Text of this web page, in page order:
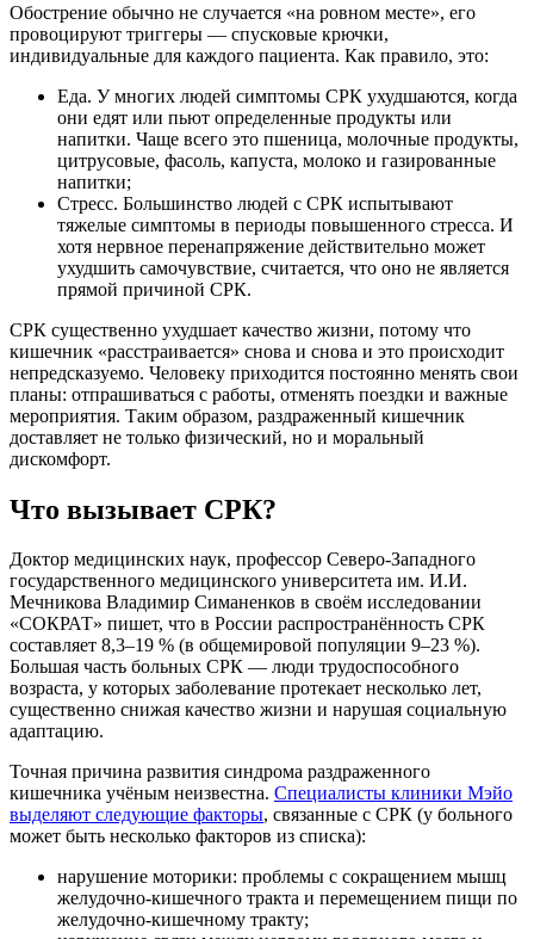
Обострение обычно не случается «на ровном месте», его
провоцируют триггеры — спусковые крючки,
индивидуальные для каждого пациента. Как правило, это:
Еда. У многих людей симптомы СРК ухудшаются, когда
они едят или пьют определенные продукты или
напитки. Чаще всего это пшеница, молочные продукты,
цитрусовые, фасоль, капуста, молоко и газированные
напитки;
Стресс. Большинство людей с СРК испытывают
тяжелые симптомы в периоды повышенного стресса. И
хотя нервное перенапряжение действительно может
ухудшить самочувствие, считается, что оно не является
прямой причиной СРК.
СРК существенно ухудшает качество жизни, потому что
кишечник «расстраивается» снова и снова и это происходит
непредсказуемо. Человеку приходится постоянно менять свои
планы: отпрашиваться с работы, отменять поездки и важные
мероприятия. Таким образом, раздраженный кишечник
доставляет не только физический, но и моральный
дискомфорт.
Что вызывает СРК?
Доктор медицинских наук, профессор Северо-Западного
государственного медицинского университета им. И.И.
Мечникова Владимир Симаненков в своём исследовании
«СОКРАТ» пишет, что в России распространённость СРК
составляет 8,3–19 % (в общемировой популяции 9–23 %).
Большая часть больных СРК — люди трудоспособного
возраста, у которых заболевание протекает несколько лет,
существенно снижая качество жизни и нарушая социальную
адаптацию.
Точная причина развития синдрома раздраженного
кишечника учёным неизвестна. Специалисты клиники Мэйо
выделяют следующие факторы, связанные с СРК (у больного
может быть несколько факторов из списка):
нарушение моторики: проблемы с сокращением мышц
желудочно-кишечного тракта и перемещением пищи по
желудочно-кишечному тракту;